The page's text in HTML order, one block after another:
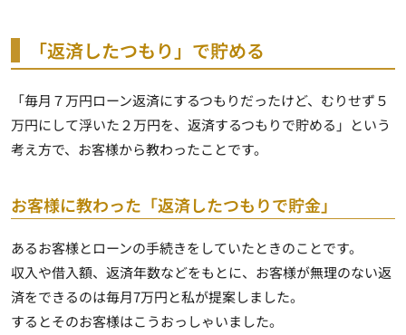
「返済したつもり」で貯める
「毎月７万円ローン返済にするつもりだったけど、むりせず５
万円にして浮いた２万円を、返済するつもりで貯める」という
考え方で、お客様から教わったことです。
お客様に教わった「返済したつもりで貯金」
あるお客様とローンの手続きをしていたときのことです。
収入や借入額、返済年数などをもとに、お客様が無理のない返
済をできるのは毎月7万円と私が提案しました。
するとそのお客様はこうおっしゃいました。